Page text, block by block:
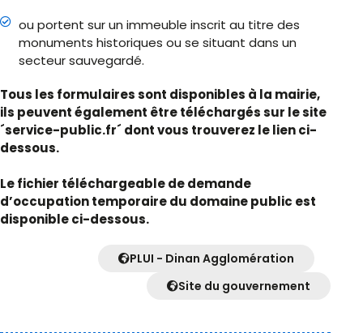
ou portent sur un immeuble inscrit au titre des
monuments historiques ou se situant dans un
secteur sauvegardé.
Tous les formulaires sont disponibles à la mairie,
ils peuvent également être téléchargés sur le site
´service-public.fr´ dont vous trouverez le lien ci-
dessous.
Le fichier téléchargeable de demande
d’occupation temporaire du domaine public est
disponible ci-dessous.
PLUI - Dinan Agglomération
Site du gouvernement